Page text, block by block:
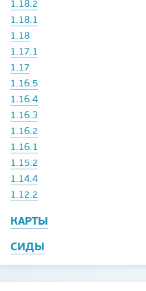
1.18.2
1.18.1
1.18
1.17.1
1.17
1.16.5
1.16.4
1.16.3
1.16.2
1.16.1
1.15.2
1.14.4
1.12.2
КАРТЫ
СИДЫ